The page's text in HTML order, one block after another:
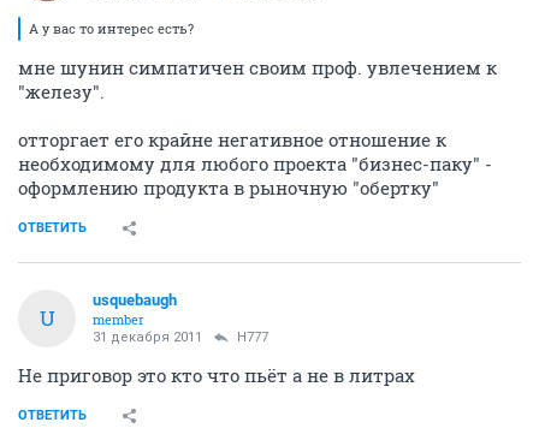
А у вас то интерес есть?
мне шунин симпатичен своим проф. увлечением к
"железу".
отторгает его крайне негативное отношение к
необходимому для любого проекта "бизнес-паку" -
оформлению продукта в рыночную "обертку"
ОТВЕТИТЬ
U
usquebaugh
member
31 декабря 2011 H777
Не приговор это кто что пьёт а не в литрах
ОТВЕТИТЬ